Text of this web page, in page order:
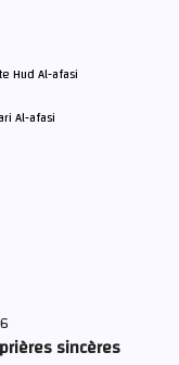
Al-afasi
sincères